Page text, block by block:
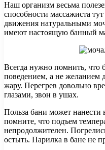
Наш организм весьма
способности массажиста
движения натуральными
имеют настоящую банный
Всегда нужно помнить, что
поведением, а не желанием
жару. Перегрев довольно
глазами, звон в ушах.
Польза бани может нанести
помните, что подъем
непродолжителен.
остыть. Парилка в бане не